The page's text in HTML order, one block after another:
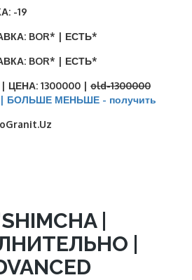
-19
BOR* | ЕСТЬ*
BOR* | ЕСТЬ*
| ЦЕНА: 1300000 | old-1300000
| БОЛЬШЕ МЕНЬШЕ - получить
|
|